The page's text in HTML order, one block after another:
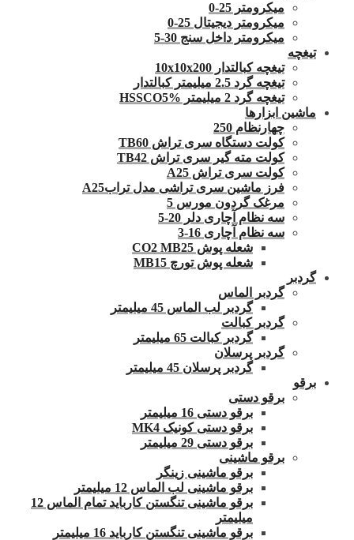
میکرومتر 25-0
میکرومتر دیجیتال 25-0
میکرومتر داخل سنج 30-5
تیغچه
تیغچه کبالتدار 10x10x200
تیغچه گرد 2.5 میلیمتر کبالتدار
تیغچه گرد 2 میلیمتر HSSCO5%
ماشین ابزارها
چهارنظام 250
کولت دستگاه سری تراش TB60
کولت مته گیر سری تراش TB42
کولت سری تراش A25
فرز ماشین سری تراشی مدل ترابA25
مرغک گردون مورس 5
سه نظام آچاری دلر 20-5
سه نظام آچاری 16-3
شعله پوش CO2 MB25
شعله پوش تورچ MB15
گردبر
گردبر الماس
گردبر لب الماس 45 میلیمتر
گردبر کبالت
گردبر کبالت 65 میلیمتر
گردبر پرسلان
گردبر پرسلان 45 میلیمتر
برقو
برقو دستی
برقو دستی 16 میلیمتر
برقو دستی کونیک MK4
برقو دستی 29 میلیمتر
برقو ماشینی
برقو ماشینی زینگر
برقو ماشینی لب الماس 12 میلیمتر
برقو ماشینی تنگستن کارباید تمام الماس 12
میلیمتر
برقو ماشینی تنگستن کارباید 16 میلیمتر